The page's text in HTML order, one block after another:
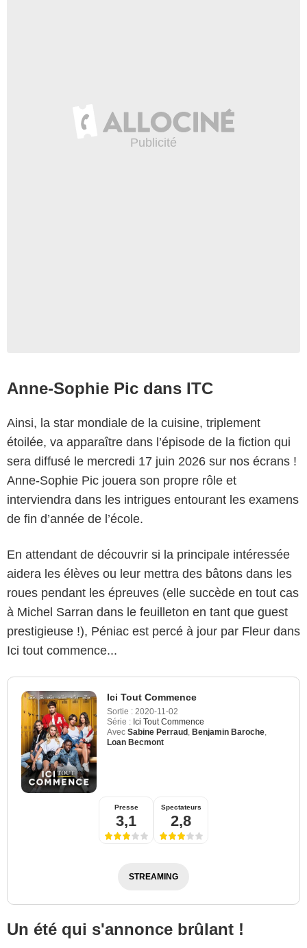
Anne-Sophie Pic dans ITC
Ainsi, la star mondiale de la cuisine, triplement
étoilée, va apparaître dans l’épisode de la fiction qui
sera diffusé le mercredi 17 juin 2026 sur nos écrans !
Anne-Sophie Pic jouera son propre rôle et
interviendra dans les intrigues entourant les examens
de fin d’année de l’école.
En attendant de découvrir si la principale intéressée
aidera les élèves ou leur mettra des bâtons dans les
roues pendant les épreuves (elle succède en tout cas
à Michel Sarran dans le feuilleton en tant que guest
prestigieuse !), Péniac est percé à jour par Fleur dans
Ici tout commence...
Ici Tout Commence
Sortie : 2020-11-02
Série : Ici Tout Commence
Avec Sabine Perraud Benjamin Baroche
Loan Becmont
Presse
3,1
Spectateurs
2,8
STREAMING
Un été qui s'annonce brûlant !